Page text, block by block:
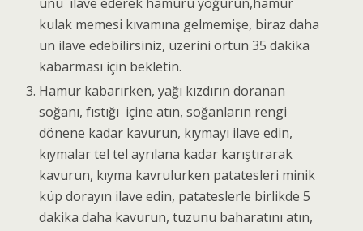
kulak memesi kıvamına gelmemişe, biraz daha
un ilave edebilirsiniz, üzerini örtün 35 dakika
kabarması için bekletin.
Hamur kabarırken, yağı kızdırın doranan
soğanı, fıstığı içine atın, soğanların rengi
dönene kadar kavurun, kıymayı ilave edin,
kıymalar tel tel ayrılana kadar karıştırarak
kavurun, kıyma kavrulurken patatesleri minik
küp dorayın ilave edin, patateslerle birlikde 5
dakika daha kavurun, tuzunu baharatını atın,